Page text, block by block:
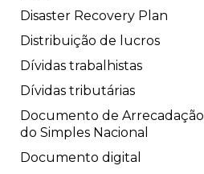
Disaster Recovery Plan
Distribuição de lucros
Dívidas trabalhistas
Dívidas tributárias
Documento de Arrecadação
do Simples Nacional
Documento digital